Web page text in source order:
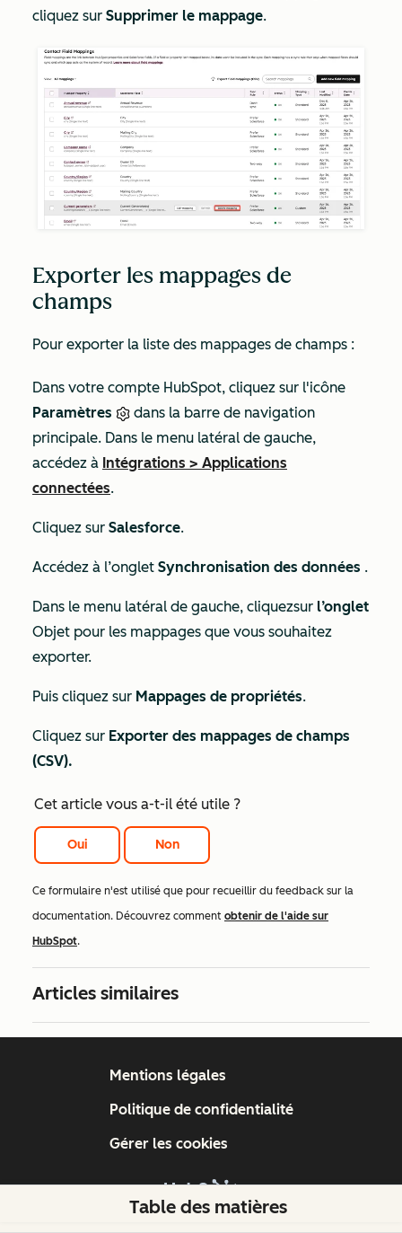
cliquez sur Supprimer le mappage.
Exporter les mappages de
champs
Pour exporter la liste des mappages de champs :
Dans votre compte HubSpot, cliquez sur l'icône
Paramètres
dans la barre de navigation
principale. Dans le menu latéral de gauche,
accédez à Intégrations > Applications
connectées.
Cliquez sur Salesforce.
Accédez à l’onglet Synchronisation des données .
Dans le menu latéral de gauche, cliquezsur l’onglet
Objet pour les mappages que vous souhaitez
exporter.
Puis cliquez sur Mappages de propriétés.
Cliquez sur Exporter des mappages de champs
(CSV).
Cet article vous a-t-il été utile ?
Oui Non
Ce formulaire n'est utilisé que pour recueillir du feedback sur la
documentation. Découvrez comment obtenir de l'aide sur
HubSpot.
Articles similaires
Table des matières
Mentions légales
Politique de confidentialité
Gérer les cookies